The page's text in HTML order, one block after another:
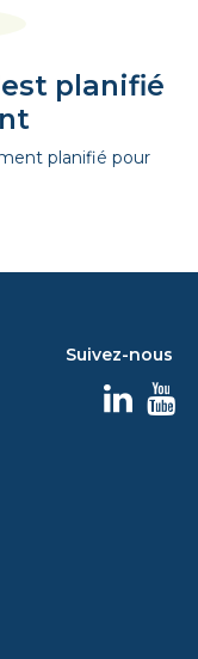
planifié
planifié pour
Suivez-nous